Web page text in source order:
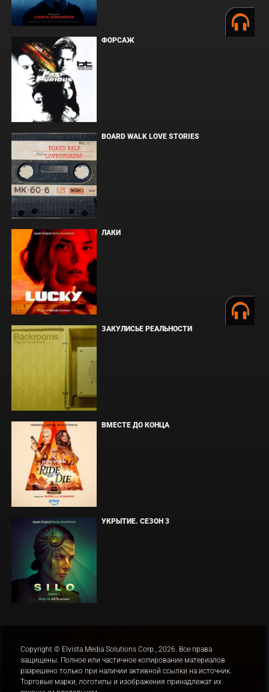
ФОРСАЖ
BOARD WALK LOVE STORIES
ЛАКИ
ЗАКУЛИСЬЕ РЕАЛЬНОСТИ
ВМЕСТЕ ДО КОНЦА
УКРЫТИЕ. СЕЗОН 3
Copyright © Elvista Media Solutions Corp., 2026. Все права
защищены. Полное или частичное копирование материалов
разрешено только при наличии активной ссылки на источник.
Торговые марки, логотипы и изображения принадлежат их